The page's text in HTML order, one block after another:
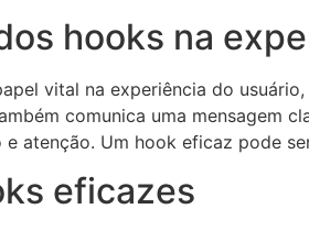
hooks na
vital na experiência do
comunica uma mensagem
atenção. Um hook eficaz pode
eficazes